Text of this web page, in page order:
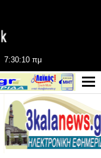
7:30:11 πμ